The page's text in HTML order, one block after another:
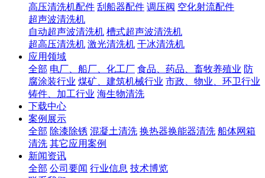
高压清洗机配件 刮船器配件 调压阀 空化射流配件
超声波清洗机
自动超声波清洗机 槽式超声波清洗机
超高压清洗机 激光清洗机 干冰清洗机
应用领域
全部 电厂、船厂、化工厂 食品、药品、畜牧养殖业 防
腐涂装行业 煤矿、建筑机械行业 市政、物业、环卫行业
铸件、加工行业 海生物清洗
下载中心
案例展示
全部 除漆除锈 混凝土清洗 换热器换能器清洗 船体网箱
清洗 其它应用案例
新闻资讯
全部 公司要闻 行业信息 技术博览